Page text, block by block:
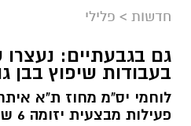
חדשות > פלילי
גם בגבעתיים:
בעבודות שיפוץ בבן
לוחמי יס"מ מחוז ת"א